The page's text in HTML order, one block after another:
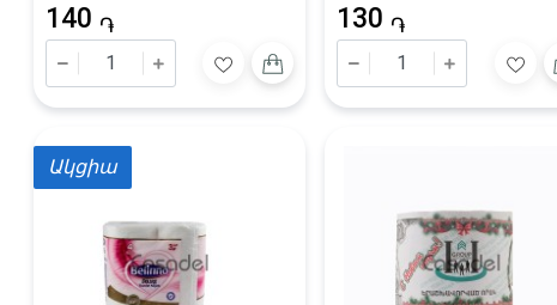
140 ֏ 130 ֏
Ակցիա